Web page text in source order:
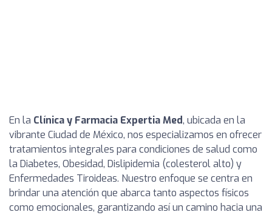
En la Clínica y Farmacia Expertia Med, ubicada en la
vibrante Ciudad de México, nos especializamos en ofrecer
tratamientos integrales para condiciones de salud como
la Diabetes, Obesidad, Dislipidemia (colesterol alto) y
Enfermedades Tiroideas. Nuestro enfoque se centra en
brindar una atención que abarca tanto aspectos físicos
como emocionales, garantizando así un camino hacia una